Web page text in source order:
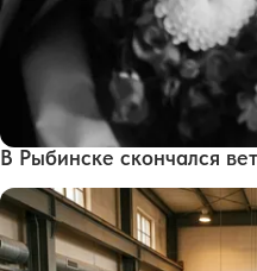
В Рыбинске скончался